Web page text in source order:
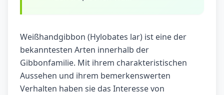
Weißhandgibbon (Hylobates lar) ist eine der
bekanntesten Arten innerhalb der
Gibbonfamilie. Mit ihrem charakteristischen
Aussehen und ihrem bemerkenswerten
Verhalten haben sie das Interesse von